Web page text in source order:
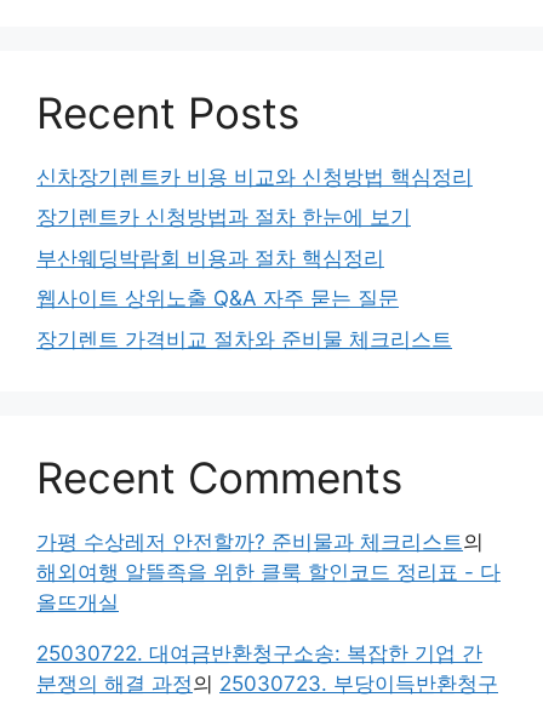
Recent Posts
신차장기렌트카 비용 비교와 신청방법 핵심정리
장기렌트카 신청방법과 절차 한눈에 보기
부산웨딩박람회 비용과 절차 핵심정리
웹사이트 상위노출 Q&A 자주 묻는 질문
장기렌트 가격비교 절차와 준비물 체크리스트
Recent Comments
가평 수상레저 안전할까? 준비물과 체크리스트 의
해외여행 알뜰족을 위한 클룩 할인코드 정리표 - 다
올뜨개실
25030722. 대여금반환청구소송: 복잡한 기업 간
분쟁의 해결 과정의 25030723. 부당이득반환청구